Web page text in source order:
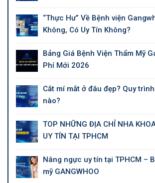
“Thực Hư” Về Bệnh viện
Không, Có Uy Tín Không?
Bảng Giá Bệnh Viện Thẩm Mỹ
Phí Mới 2026
Cắt mí mắt ở đâu đẹp? Quy
nào?
TOP NHỮNG ĐỊA CHỈ NHA
UY TÍN TẠI TPHCM
Nâng ngực uy tín tại TPHCM –
mỹ GANGWHOO